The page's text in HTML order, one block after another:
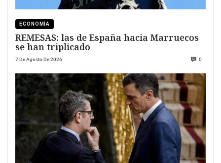
ECONOMÍA
REMESAS: las de España hacia Marruecos
se han triplicado
7 De Agosto De 2026 0